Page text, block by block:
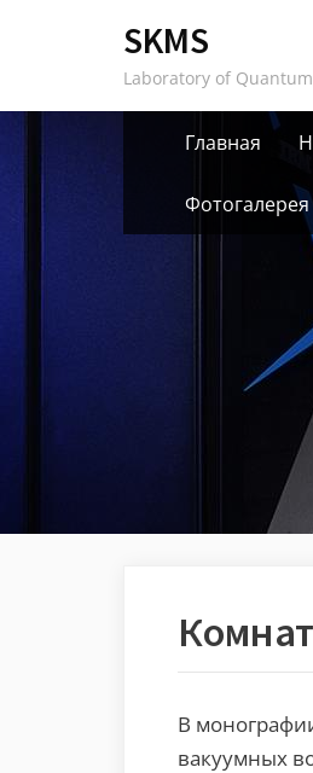
SKMS
Laboratory of
Главная
Фотогалерея
В
вакуумных